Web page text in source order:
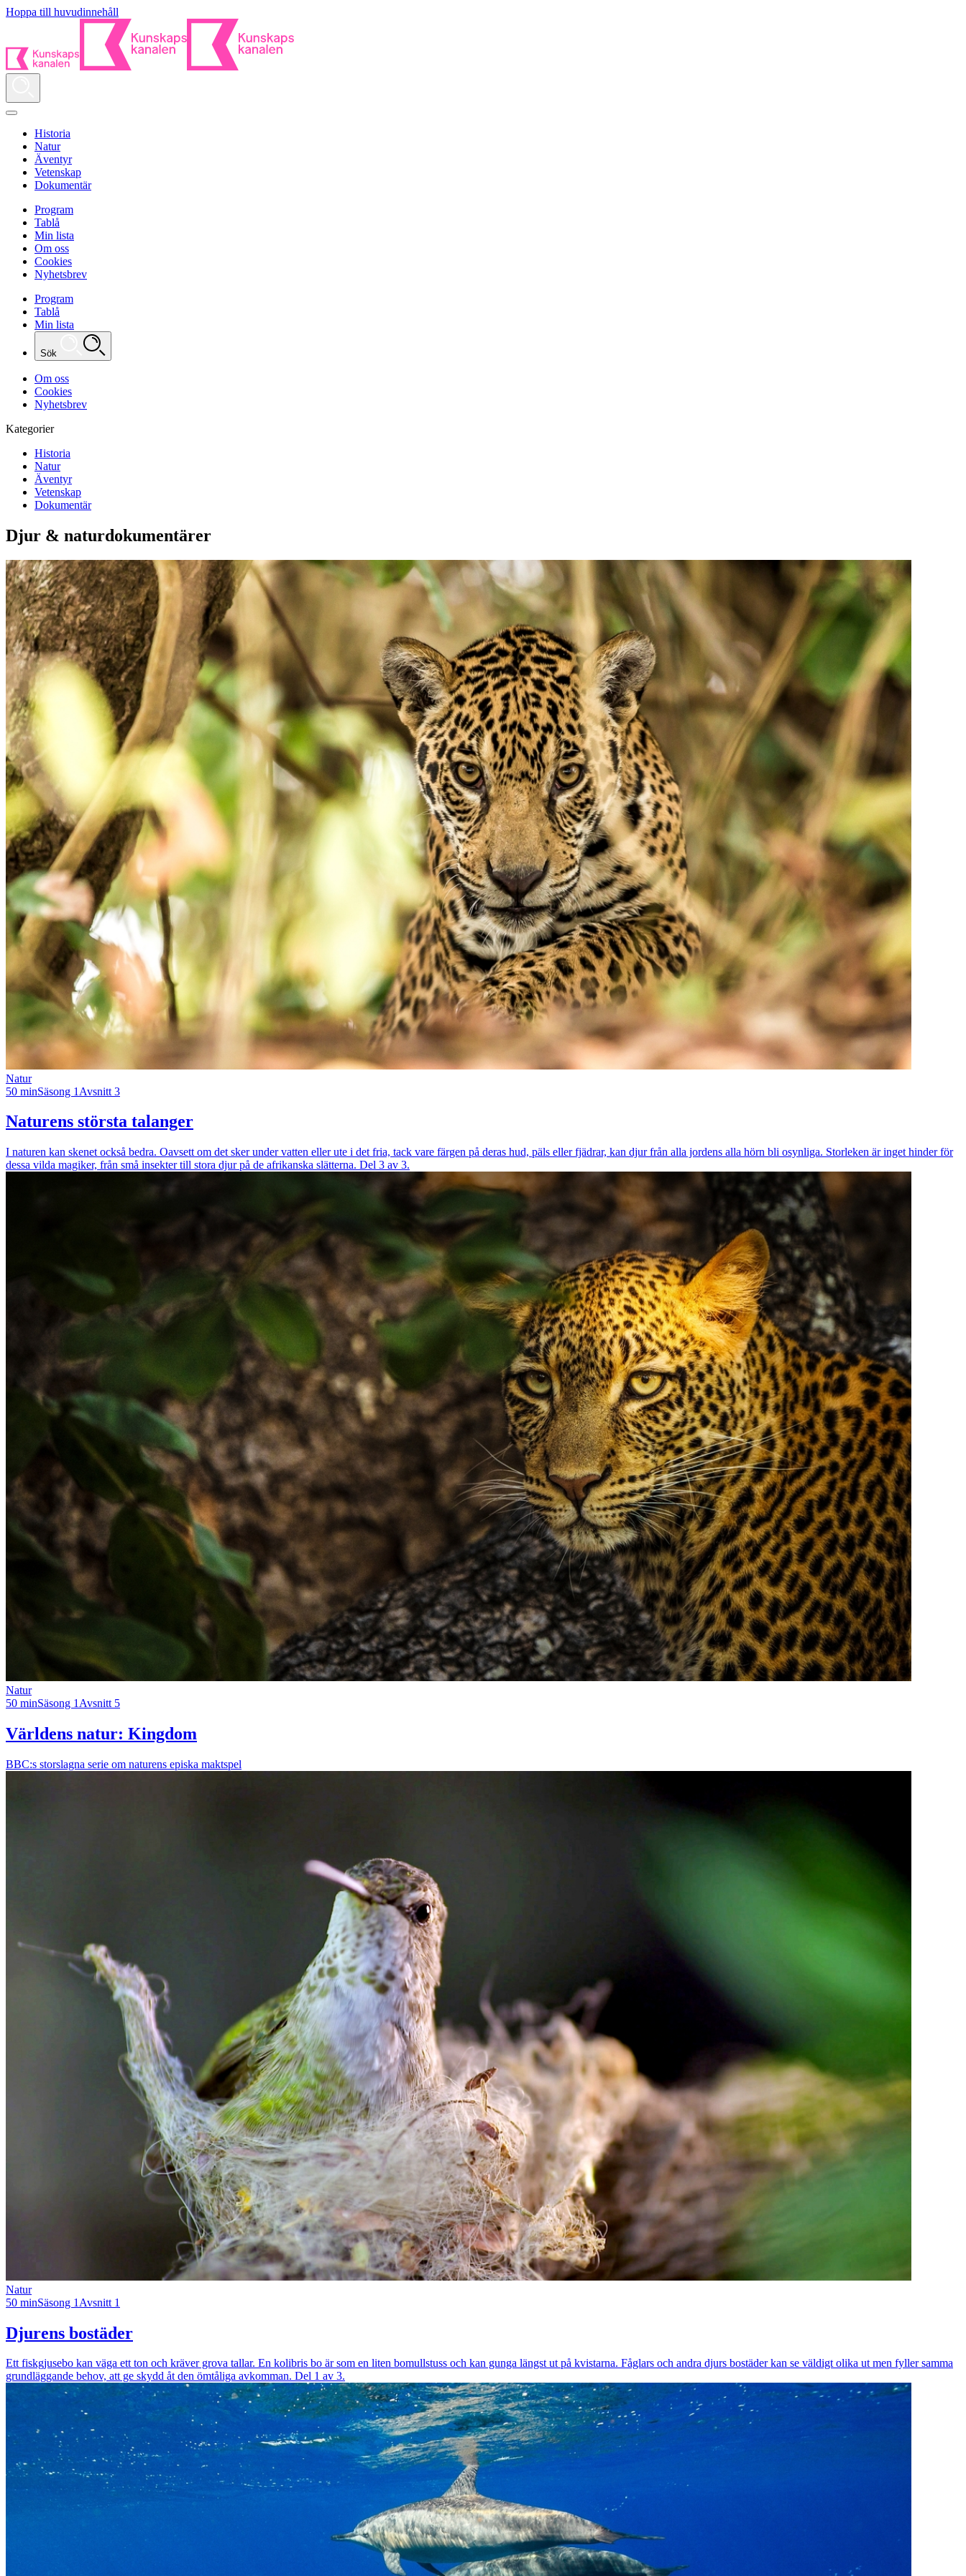
Hoppa till huvudinnehåll
Historia
Natur
Äventyr
Vetenskap
Dokumentär
Program
Tablå
Min lista
Om oss
Cookies
Nyhetsbrev
Program
Tablå
Min lista
Sök
Om oss
Cookies
Nyhetsbrev
Kategorier
Historia
Natur
Äventyr
Vetenskap
Dokumentär
Djur & naturdokumentärer
Natur
50 minSäsong 1 Avsnitt 3
Naturens största talanger
I naturen kan skenet också bedra. Oavsett om det sker under vatten eller ute i det fria, tack vare färgen på deras hud, päls eller fjädrar, kan djur från alla jordens alla hörn bli osynliga. Storleken är inget hinder för
dessa vilda magiker, från små insekter till stora djur på de afrikanska slätterna. Del 3 av 3.
Natur
50 minSäsong 1 Avsnitt 5
Världens natur: Kingdom
BBC:s storslagna serie om naturens episka maktspel
Natur
50 minSäsong 1 Avsnitt 1
Djurens bostäder
Ett fiskgjusebo kan väga ett ton och kräver grova tallar. En kolibris bo är som en liten bomullstuss och kan gunga längst ut på kvistarna. Fåglars och andra djurs bostäder kan se väldigt olika ut men fyller samma
grundläggande behov, att ge skydd åt den ömtåliga avkomman. Del 1 av 3.